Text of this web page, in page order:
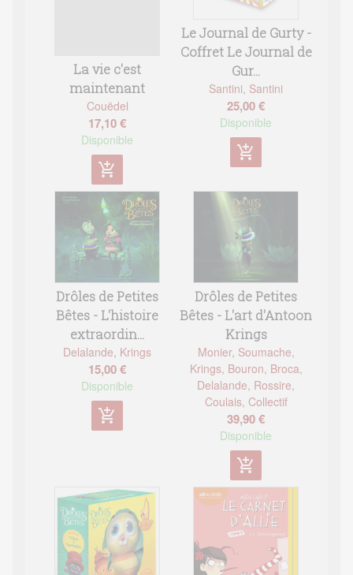
La vie c'est
maintenant
Couëdel
17,10 €
Disponible
add_shopping_cart
Le Journal de Gurty -
Coffret Le Journal de
Gur...
Santini, Santini
25,00 €
Disponible
add_shopping_cart
Drôles de Petites
Bêtes - L'histoire
extraordin...
Delalande, Krings
15,00 €
Disponible
add_shopping_cart
Drôles de Petites
Bêtes - L'art d'Antoon
Krings
Monier, Soumache,
Krings, Bouron, Broca,
Delalande, Rossire,
Coulais, Collectif
39,90 €
Disponible
add_shopping_cart